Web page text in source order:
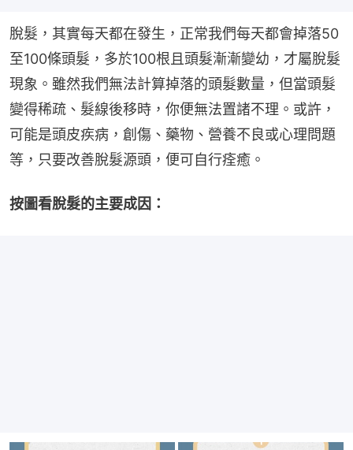
脫髮，其實每天都在發生，正常我們每天都會掉落50
至100條頭髮，多於100根且頭髮漸漸變幼，才屬脫髮
現象。雖然我們無法計算掉落的頭髮數量，但當頭髮
變得稀疏、髮線後移時，你便無法置諸不理。或許，
可能是頭皮疾病，創傷、藥物、營養不良或心理問題
等，只要改善脫髮源頭，便可自行痊癒。
按圖看脫髮的主要成因：